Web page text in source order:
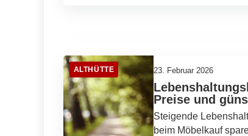
ALTHÜTTE 23. Februar 2026
Preise und
Steigende
beim Möbelkauf